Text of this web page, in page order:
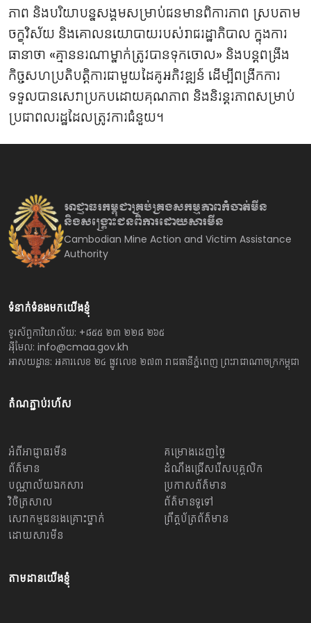
ភាព និងបរិយាបន្នសង្គមសម្រាប់ជនមានពិការភាព ស្របតាម
ចក្ខុវិស័យ និងគោលនយោបាយរបស់រាជរដ្ឋាភិបាល ក្នុងការ
ធានាថា «គ្មាននរណាម្នាក់ត្រូវបានទុកចោល» និងបន្តពង្រឹង
កិច្ចសហប្រតិបត្តិការជាមួយដៃគូអភិវឌ្ឍន៍ ដើម្បីពង្រីកការ
ទទួលបានសេវាប្រកបដោយគុណភាព និងនិរន្តរភាពសម្រាប់
ប្រជាពលរដ្ឋដែលត្រូវការជំនួយ។
អាជ្ញាធរកម្ពុជាគ្រប់គ្រងសកម្មភាពកំចាត់មីន
និងសង្គ្រោះជនពិការដោយសារមីន
Cambodian Mine Action and Victim Assistance
Authority
ទំនាក់ទំនងមកយើងខ្ញុំ
ទូរស័ព្ទការិយាល័យ: +៨៥៥ ២៣ ២២៨ ២៦៥
អ៊ីមែល: info@cmaa.gov.kh
អាសយដ្ឋាន: អគារលេខ ២៤ ផ្លូវលេខ ២៧៣ រាជធានីភ្នំពេញ ព្រះរាជាណាចក្រកម្ពុជា
តំណភ្ជាប់រហ័ស
អំពីអាជ្ញាធរមីន
ព័ត៌មាន
បណ្ណាល័យឯកសារ
វិចិត្រសាល
សេវាកម្មជនរងគ្រោះថ្នាក់
ដោយសារមីន
គម្រោងដេញថ្លៃ
ដំណឹងជ្រើសរើសបុគ្គលិក
ប្រកាសព័ត៌មាន
ព័ត៌មានទូទៅ
ព្រឹត្តប័ត្រព័ត៌មាន
តាមដានយើងខ្ញុំ